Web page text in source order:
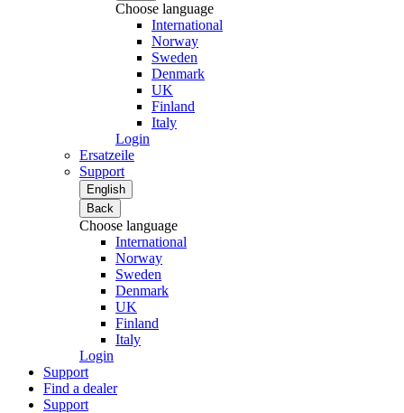
Choose language
International
Norway
Sweden
Denmark
UK
Finland
Italy
Login
Ersatzeile
Support
English
Back
Choose language
International
Norway
Sweden
Denmark
UK
Finland
Italy
Login
Support
Find a dealer
Support